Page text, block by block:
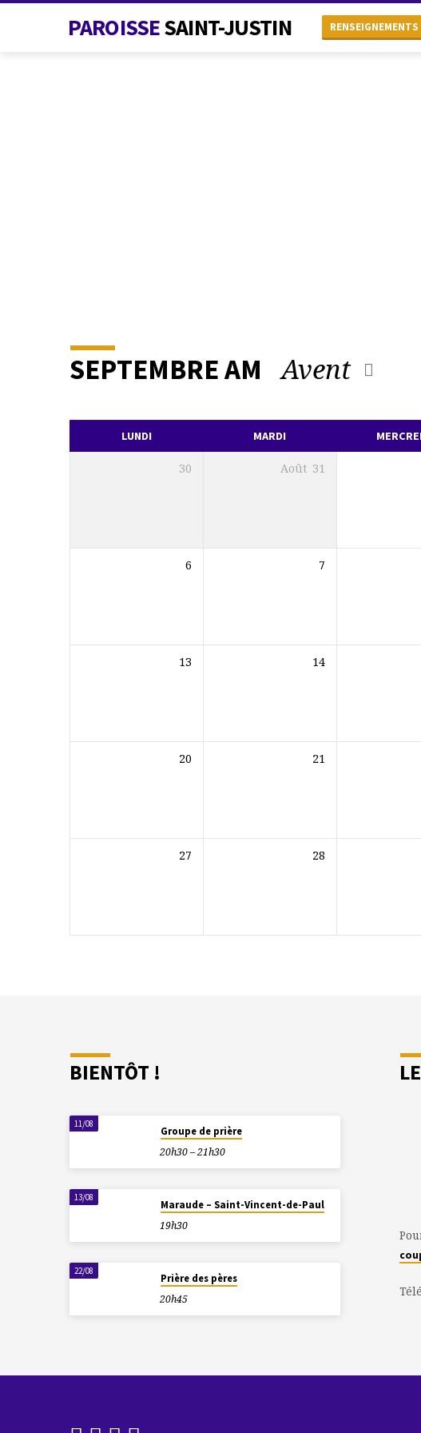
PAROISSESAINT-JUSTIN RENSEIGNEMENTS
L’AGENDA
DE
SEPTEMBRE AM Avent
LUNDI MARDI
30 Août 31
6 7
13 14
20 21
27 28
BIENTÔT !
11/08
Groupe de prière
20h30 – 21h30
13/08
Maraude – Saint-Vincent-de-Paul
19h30
22/08
Prière des pères
20h45